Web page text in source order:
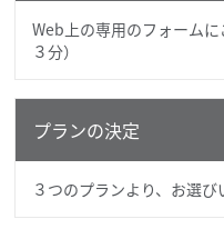
Web上の専用のフォーム
３分）
プランの決定
３つのプランより、お選び